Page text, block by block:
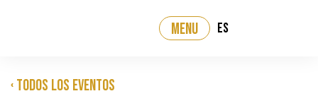
MENU ES
‹ Todos los eventos